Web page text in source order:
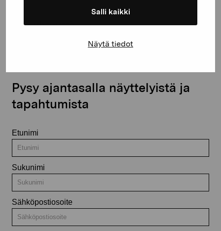
Salli kaikki
Näytä tiedot
Ota yhteyttä
Pysy ajantasalla näyttelyistä ja
tapahtumista
Etunimi
Sukunimi
Sähköpostiosoite